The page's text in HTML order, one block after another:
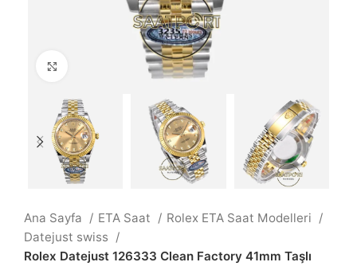
Büyütmek için tıklayın
Ana Sayfa ETA Saat
Rolex ETA Saat Modelleri
Datejust swiss
Rolex Datejust 126333 Clean Factory 41mm Taşlı